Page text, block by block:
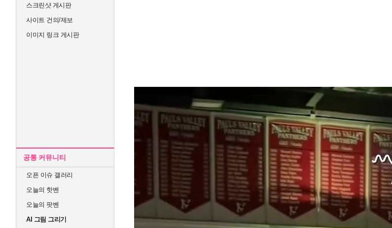
스크린샷 게시판
사이트 건의/제보
이미지 링크 게시판
공통 커뮤니티
오픈 이슈 갤러리
오늘의 핫벤
오늘의 팟벤
AI 그림 그리기